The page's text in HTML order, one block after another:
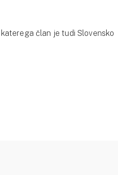
katerega član je tudi Slovensko